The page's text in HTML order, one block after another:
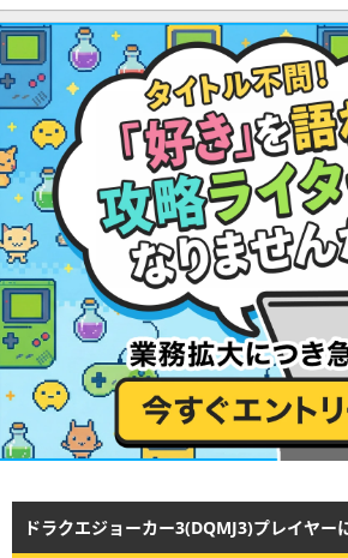
ドラクエジョーカー3(DQMJ3)プレイヤー